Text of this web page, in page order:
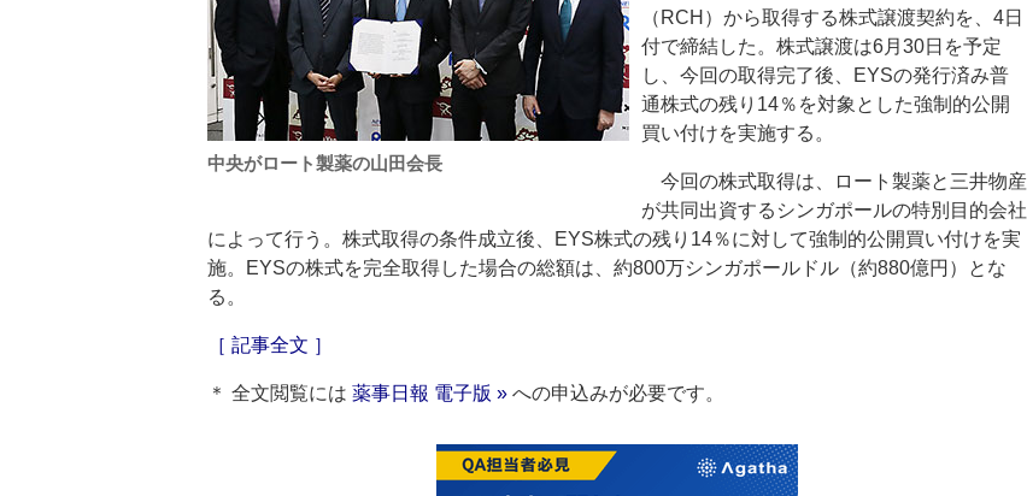
中央がロート製薬の山田会長
（RCH）から取得する株式譲渡契約を、4日
付で締結した。株式譲渡は6月30日を予定
し、今回の取得完了後、EYSの発行済み普
通株式の残り14％を対象とした強制的公開
買い付けを実施する。
今回の株式取得は、ロート製薬と三井物産
が共同出資するシンガポールの特別目的会社
によって行う。株式取得の条件成立後、EYS株式の残り14％に対して強制的公開買い付けを実
施。EYSの株式を完全取得した場合の総額は、約800万シンガポールドル（約880億円）とな
る。
［ 記事全文 ］
＊ 全文閲覧には 薬事日報 電子版 » への申込みが必要です。